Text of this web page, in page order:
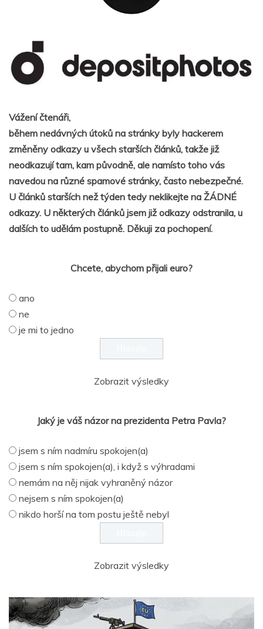
Vážení čtenáři,
během nedávných útoků na stránky byly hackerem
změněny odkazy u všech starších článků, takže již
neodkazují tam, kam původně, ale namísto toho vás
navedou na různé spamové stránky, často nebezpečné.
U článků starších než týden tedy neklikejte na ŽÁDNÉ
odkazy. U některých článků jsem již odkazy odstranila, u
dalších to udělám postupně. Děkuji za pochopení.
Chcete, abychom přijali euro?
ano
ne
je mi to jedno
Zobrazit výsledky
Jaký je váš názor na prezidenta Petra Pavla?
jsem s ním nadmíru spokojen(a)
jsem s ním spokojen(a), i když s výhradami
nemám na něj nijak vyhraněný názor
nejsem s ním spokojen(a)
nikdo horší na tom postu ještě nebyl
Zobrazit výsledky